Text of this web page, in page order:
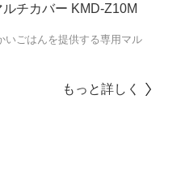
チカバー KMD-Z10M
いごはんを提供する専用マル
もっと詳しく